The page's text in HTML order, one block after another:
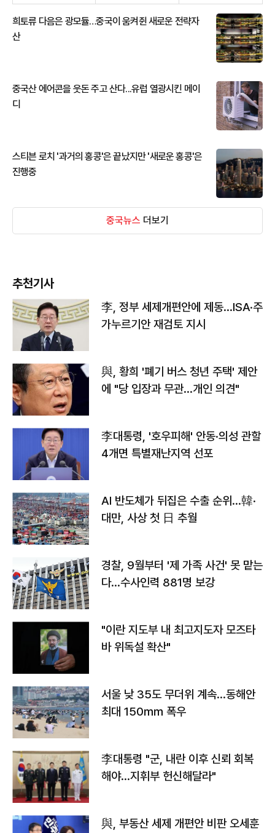
희토류 다음은 광모듈…중국이 움켜쥔 새로운 전략자
산
중국산 에어콘을 웃돈 주고 산다...유럽 열광시킨 메이
디
스티븐 로치 '과거의 홍콩'은 끝났지만 '새로운 홍콩'은
진행중
중국뉴스 더보기
추천기사
李, 정부 세제개편안에 제동…ISA·주
가누르기안 재검토 지시
與, 황희 '폐기 버스 청년 주택' 제안
에 "당 입장과 무관…개인 의견"
李대통령, '호우피해' 안동·의성 관할
4개면 특별재난지역 선포
AI 반도체가 뒤집은 수출 순위…韓·
대만, 사상 첫 日 추월
경찰, 9월부터 '제 가족 사건' 못 맡는
다…수사인력 881명 보강
"이란 지도부 내 최고지도자 모즈타
바 위독설 확산"
서울 낮 35도 무더위 계속…동해안
최대 150㎜ 폭우
李대통령 "군, 내란 이후 신뢰 회복
해야…지휘부 헌신해달라"
與, 부동산 세제 개편안 비판 오세훈